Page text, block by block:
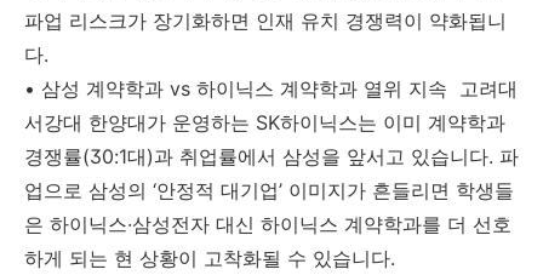
파업 리스크가 장기화하면 인재 유치 경쟁력이 약화됩니
다.
• 삼성 계약학과 vs 하이닉스 계약학과 열위 지속 고려대
서강대 한양대가 운영하는 SK하이닉스는 이미 계약학과
경쟁률(30:1대)과 취업률에서 삼성을 앞서고 있습니다. 파
업으로 삼성의 ‘안정적 대기업’ 이미지가 흔들리면 학생들
은 하이닉스·삼성전자 대신 하이닉스 계약학과를 더 선호
하게 되는 현 상황이 고착화될 수 있습니다.